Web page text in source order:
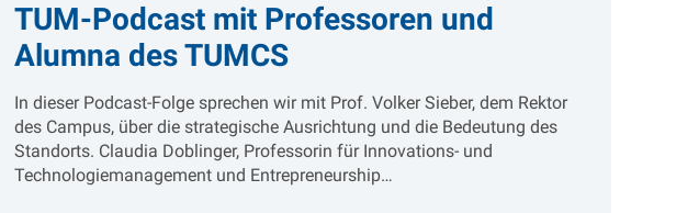
TUM-Podcast mit Professoren und
Alumna des TUMCS
In dieser Podcast-Folge sprechen wir mit Prof. Volker Sieber, dem Rektor
des Campus, über die strategische Ausrichtung und die Bedeutung des
Standorts. Claudia Doblinger, Professorin für Innovations- und
Technologiemanagement und Entrepreneurship…